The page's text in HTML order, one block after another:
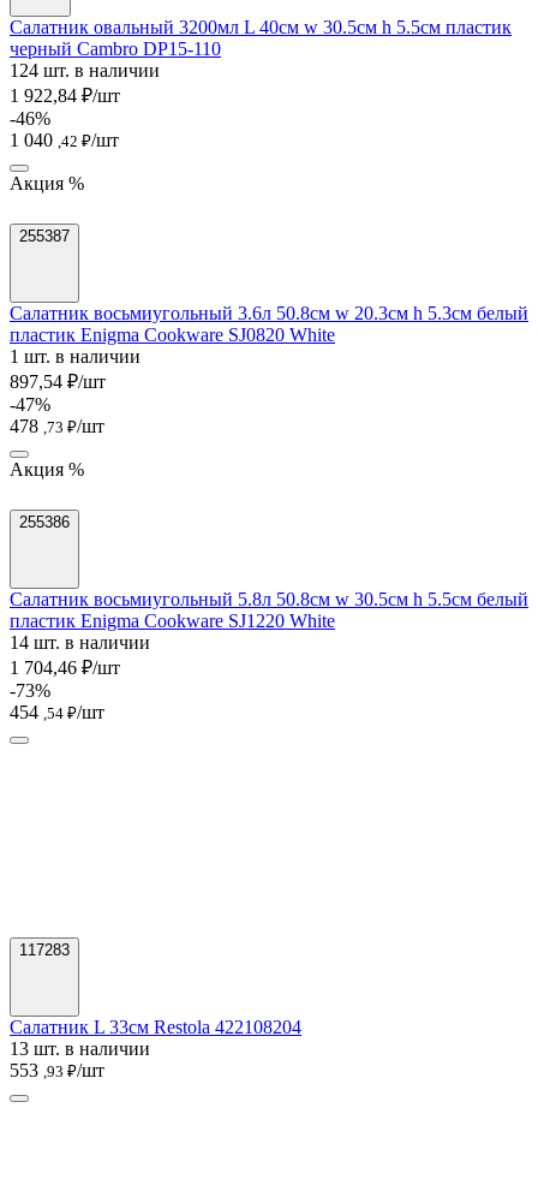
Салатник овальный 3200мл L 40см w 30.5см h 5.5см пластик
черный Cambro DP15-110
124 шт. в наличии
1 922,84 ₽/шт
-46%
1 040 ,42 ₽/шт
Акция %
255387
Салатник восьмиугольный 3.6л 50.8см w 20.3см h 5.3см белый
пластик Enigma Cookware SJ0820 White
1 шт. в наличии
897,54 ₽/шт
-47%
478 ,73 ₽/шт
Акция %
255386
Салатник восьмиугольный 5.8л 50.8см w 30.5см h 5.5см белый
пластик Enigma Cookware SJ1220 White
14 шт. в наличии
1 704,46 ₽/шт
-73%
454 ,54 ₽/шт
117283
Салатник L 33см Restola 422108204
13 шт. в наличии
553 ,93 ₽/шт